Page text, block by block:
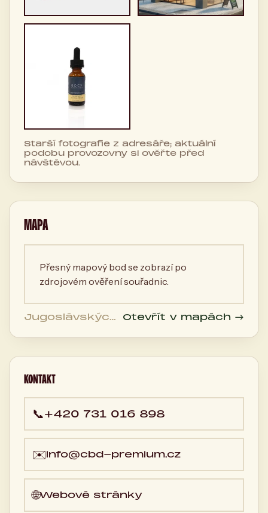
Starší fotografie z adresáře; aktuální
podobu provozovny si ověřte před
návštěvou.
MAPA
Přesný mapový bod se zobrazí po
zdrojovém ověření souřadnic.
Jugoslávských
1087/19, Prague
Česká
Otevřít v mapách →
KONTAKT
📞+420 731 016 898
✉️info@cbd-premium.cz
🌐Webové stránky